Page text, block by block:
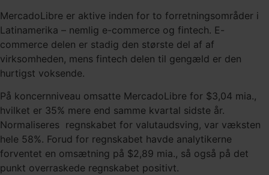
MercadoLibre er aktive inden for to forretningsområder i
Latinamerika – nemlig e-commerce og fintech. E-
commerce delen er stadig den største del af af
virksomheden, mens fintech delen til gengæld er den
hurtigst voksende.
På koncernniveau omsatte MercadoLibre for $3,04 mia.,
hvilket er 35% mere end samme kvartal sidste år.
Normaliseres regnskabet for valutaudsving, var væksten
hele 58%. Forud for regnskabet havde analytikerne
forventet en omsætning på $2,89 mia., så også på det
punkt overraskede regnskabet positivt.